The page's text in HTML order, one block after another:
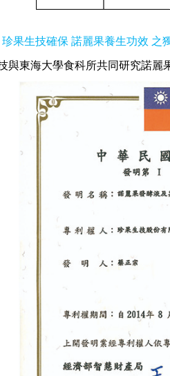
珍果生技確保 諾麗果養生功效 之
與東海大學食科所共同研究諾麗